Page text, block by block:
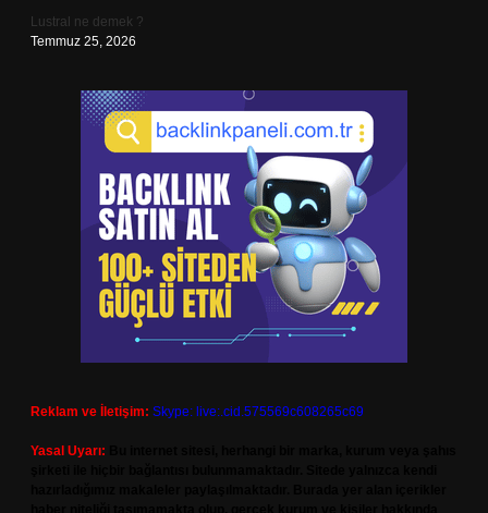
Lustral ne demek ?
Temmuz 25, 2026
Reklam ve İletişim: Skype: live:.cid.575569c608265c69
Yasal Uyarı: